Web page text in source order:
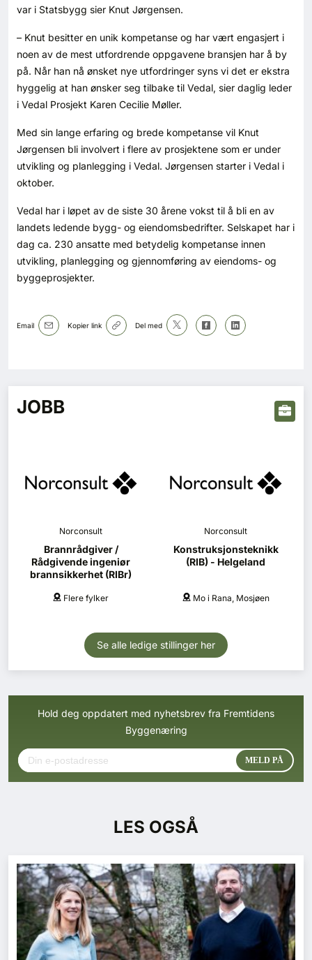
Kontakt oss
Login
SE BLADARKIV
var i Statsbygg sier Knut Jørgensen.
– Knut besitter en unik kompetanse og har vært engasjert i
noen av de mest utfordrende oppgavene bransjen har å by
på. Når han nå ønsket nye utfordringer syns vi det er ekstra
hyggelig at han ønsker seg tilbake til Vedal, sier daglig leder
i Vedal Prosjekt Karen Cecilie Møller.
Med sin lange erfaring og brede kompetanse vil Knut
Jørgensen bli involvert i flere av prosjektene som er under
utvikling og planlegging i Vedal. Jørgensen starter i Vedal i
oktober.
Vedal har i løpet av de siste 30 årene vokst til å bli en av
landets ledende bygg- og eiendomsbedrifter. Selskapet har i
dag ca. 230 ansatte med betydelig kompetanse innen
utvikling, planlegging og gjennomføring av eiendoms- og
byggeprosjekter.
Email Kopier link Del med
JOBB
Norconsult
Brannrådgiver /
Rådgivende ingeniør
brannsikkerhet (RIBr)
Flere fylker
Norconsult
Konstruksjonsteknikk
(RIB) - Helgeland
Mo i Rana, Mosjøen
Se alle ledige stillinger her
Hold deg oppdatert med nyhetsbrev fra Fremtidens
Byggenæring
LES OGSÅ